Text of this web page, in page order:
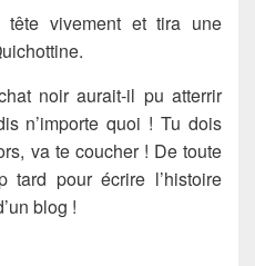
vivement et tira une
noir aurait-il pu atterrir
n’importe quoi ! Tu dois
va te coucher ! De toute
pour écrire l’histoire
blog !